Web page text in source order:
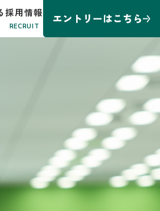
採用情報
RECRUIT
エントリーはこちら